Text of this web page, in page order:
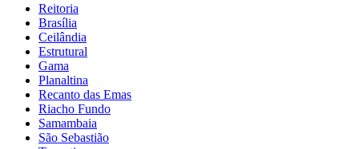
Reitoria
Brasília
Ceilândia
Estrutural
Gama
Planaltina
Recanto das Emas
Riacho Fundo
Samambaia
São Sebastião